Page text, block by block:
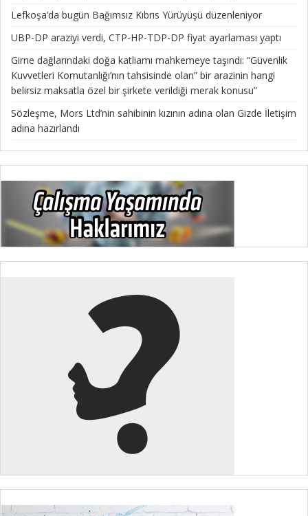
Lefkoşa’da bugün Bağımsız Kıbrıs Yürüyüşü düzenleniyor
UBP-DP araziyi verdi, CTP-HP-TDP-DP fiyat ayarlaması yaptı
Girne dağlarındaki doğa katliamı mahkemeye taşındı: “Güvenlik
Kuvvetleri Komutanlığı’nın tahsisinde olan” bir arazinin hangi
belirsiz maksatla özel bir şirkete verildiği merak konusu”
Sözleşme, Mors Ltd’nin sahibinin kızının adına olan Gizde İletişim
adına hazırlandı